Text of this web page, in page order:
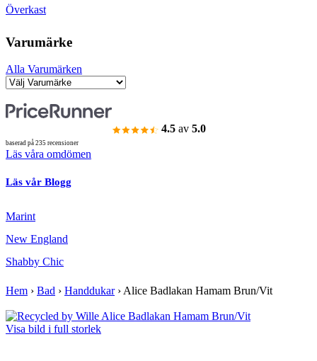
Överkast
Varumärke
Alla Varumärken
4.5 av 5.0
baserad på 235 recensioner
Läs våra omdömen
Läs vår Blogg
Marint
New England
Shabby Chic
Hem › Bad › Handdukar›Alice Badlakan Hamam Brun/Vit
Visa bild i full storlek